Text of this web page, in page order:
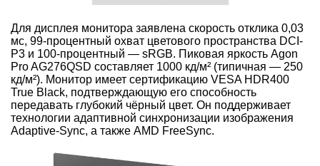
Для дисплея монитора заявлена скорость отклика 0,03
мс, 99-процентный охват цветового пространства DCI-
P3 и 100-процентный — sRGB. Пиковая яркость Agon
Pro AG276QSD составляет 1000 кд/м² (типичная — 250
кд/м²). Монитор имеет сертификацию VESA HDR400
True Black, подтверждающую его способность
передавать глубокий чёрный цвет. Он поддерживает
технологии адаптивной синхронизации изображения
Adaptive-Sync, а также AMD FreeSync.